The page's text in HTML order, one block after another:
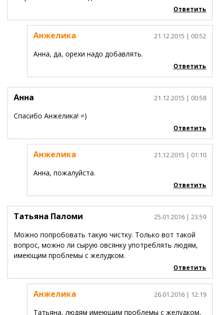
Ответить
Анжелика 21.12.2015 | 00:52
Анна, да, орехи надо добавлять.
Ответить
Анна 21.12.2015 | 00:58
Спасибо Анжелика! =)
Ответить
Анжелика 21.12.2015 | 01:10
Анна, пожалуйста.
Ответить
Татьяна Паломи 25.01.2016 | 23:59
Можно попробовать такую чистку. Только вот такой
вопрос, можно ли сырую овсянку употреблять людям,
имеющим проблемы с желудком.
Ответить
Анжелика 26.01.2016 | 12:19
Татьяна, людям имеющим проблемы с желудком,